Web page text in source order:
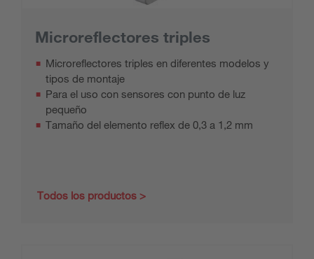
Microreflectores triples
Microreflectores triples en diferentes modelos y
tipos de montaje
Para el uso con sensores con punto de luz
pequeño
Tamaño del elemento reflex de 0,3 a 1,2 mm
Todos los productos